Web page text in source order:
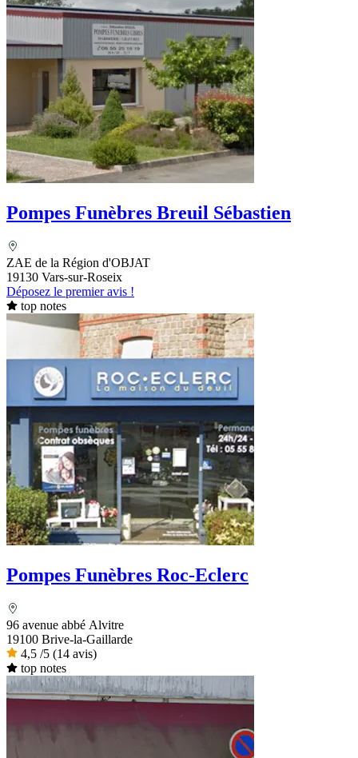
Pompes Funèbres Breuil Sébastien
ZAE de la Région d'OBJAT
19130 Vars-sur-Roseix
Déposez le premier avis !
top notes
Pompes Funèbres Roc-Eclerc
96 avenue abbé Alvitre
19100 Brive-la-Gaillarde
4,5 /5 (14 avis)
top notes